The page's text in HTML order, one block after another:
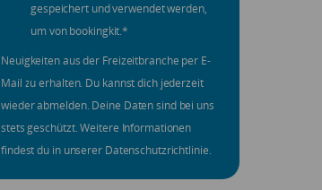
gespeichert und verwendet werden,
um von bookingkit.*
Neuigkeiten aus der Freizeitbranche per E-
Mail zu erhalten. Du kannst dich jederzeit
wieder abmelden. Deine Daten sind bei uns
stets geschützt. Weitere Informationen
findest du in unserer Datenschutzrichtlinie.